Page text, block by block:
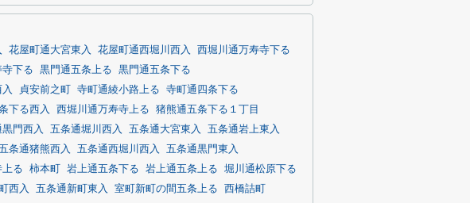
花屋町通大宮東入 花屋町通西堀川西入
西堀川通万寿寺下る
下る 黒門通五条上る
黒門通五条下る
貞安前之町 寺町通綾小路上る
寺町通四条下る
下る西入 西堀川通万寿寺上る
猪熊通五条下る１丁目
門西入 五条通堀川西入 五条通大宮東入
五条通岩上東入
条通猪熊西入 五条通西堀川西入
五条通黒門東入
る 柿本町 岩上通五条下る 岩上通五条上る
堀川通松原下る
西入 五条通新町東入 室町新町の間五条上る
西橋詰町